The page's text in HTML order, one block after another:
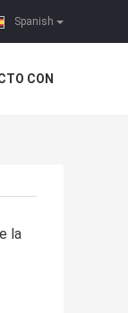
Spanish
CON
la